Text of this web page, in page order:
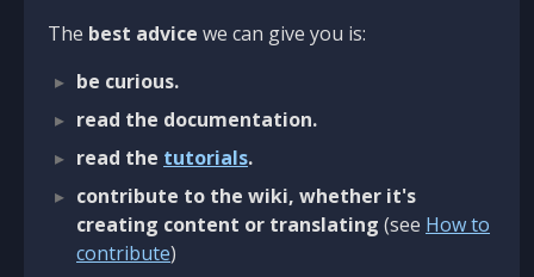
The best advice we can give you is:
be curious.
read the documentation.
read the tutorials.
contribute to the wiki, whether it's
creating content or translating (see How to
contribute)